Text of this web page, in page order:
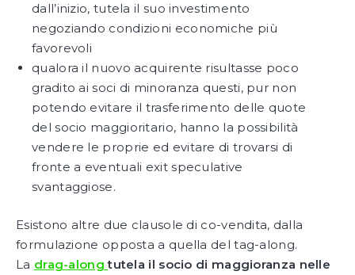
dall’inizio, tutela il suo investimento
negoziando condizioni economiche più
favorevoli
qualora il nuovo acquirente risultasse poco
gradito ai soci di minoranza questi, pur non
potendo evitare il trasferimento delle quote
del socio maggioritario, hanno la possibilità
vendere le proprie ed evitare di trovarsi di
fronte a eventuali exit speculative
svantaggiose.
Esistono altre due clausole di co-vendita, dalla
formulazione opposta a quella del tag-along.
La drag-along tutela il socio di maggioranza nelle